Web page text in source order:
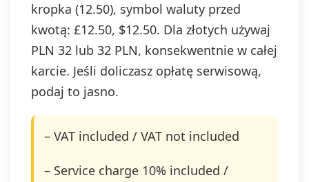
kropka (12.50), symbol waluty przed
kwotą: £12.50, $12.50. Dla złotych używaj
PLN 32 lub 32 PLN, konsekwentnie w całej
karcie. Jeśli doliczasz opłatę serwisową,
podaj to jasno.
– VAT included / VAT not included
– Service charge 10% included /